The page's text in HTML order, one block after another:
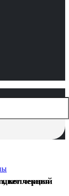
см, цвет, цвет черный